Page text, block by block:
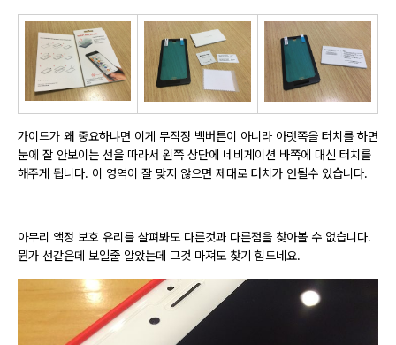
가이드가 왜 중요하냐면 이게 무작정 백버튼이 아니라 아랫쪽을 터치를 하면
눈에 잘 안보이는 선을 따라서 왼쪽 상단에 네비게이션 바쪽에 대신 터치를
해주게 됩니다. 이 영역이 잘 맞지 않으면 제대로 터치가 안될수 있습니다.
아무리 액정 보호 유리를 살펴봐도 다른것과 다른점을 찾아볼 수 없습니다.
뭔가 선같은데 보일줄 알았는데 그것 마져도 찾기 힘드네요.